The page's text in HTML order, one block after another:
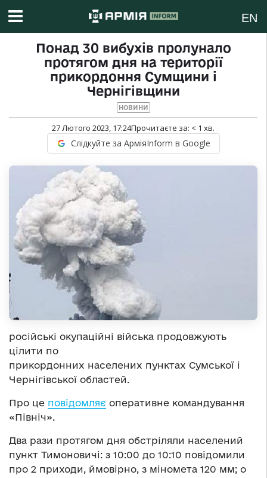
EN
Понад 30 вибухів пролунало
протягом дня на території
прикордоння Сумщини і
Чернігівщини
НОВИНИ
27 Лютого 2023, 17:24Прочитаєте за: < 1 хв.
Слідкуйте за АрміяInform в Google
російські окупаційні війська продовжують
цілити по
прикордонних населених пунктах Сумської і
Чернігівської областей.
Про це повідомляє оперативне командування
«Північ».
Два рази протягом дня обстріляли населений
пункт Тимоновичі: з 10:00 до 10:10 повідомили
про 2 приходи, ймовірно, з міномета 120 мм; о